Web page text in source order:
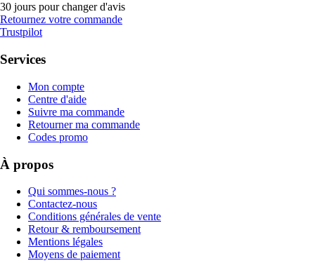
30 jours pour changer d'avis
Retournez votre commande
Trustpilot
Services
Mon compte
Centre d'aide
Suivre ma commande
Retourner ma commande
Codes promo
À propos
Qui sommes-nous ?
Contactez-nous
Conditions générales de vente
Retour & remboursement
Mentions légales
Moyens de paiement